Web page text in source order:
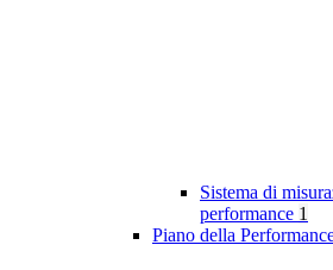
Sistema di
performance 1
Piano della